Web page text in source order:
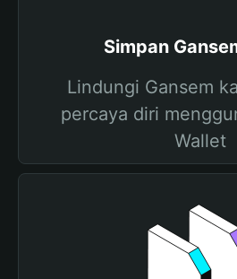
Simpan
Lindungi Gansem
percaya diri
Wallet